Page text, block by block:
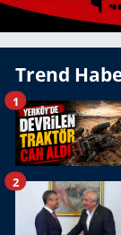
Trend
1
2